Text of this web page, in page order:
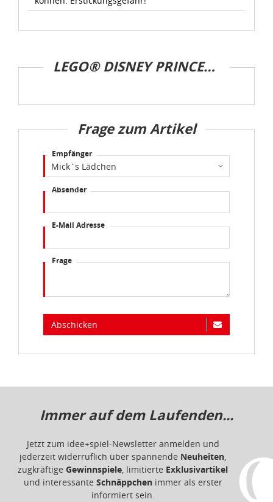
LEGO® DISNEY PRINCESS™
Frage zum Artikel
Empfänger
Absender
E-Mail Adresse
Frage
Abschicken
Immer auf dem Laufenden...
Jetzt zum idee+spiel-Newsletter anmelden und
jederzeit widerruflich über spannende Neuheiten,
zugkräftige Gewinnspiele, limitierte Exklusivartikel
und interessante Schnäppchenimmer als erster
informiert sein.